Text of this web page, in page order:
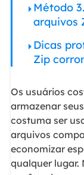
Método
arquivos
Dicas
Zip
Os usuários
armazenar
costuma ser
arquivos
economizar
qualquer lugar.